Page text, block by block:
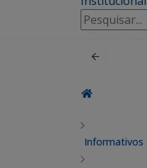
Pesquisar
por:
Informativos